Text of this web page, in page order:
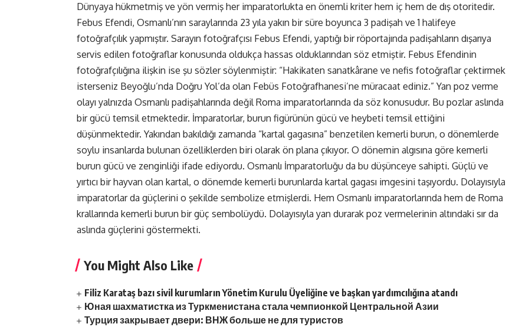
Dünyaya hükmetmiş ve yön vermiş her imparatorlukta en önemli kriter hem iç hem de dış otoritedir.
Febus Efendi, Osmanlı’nın saraylarında 23 yıla yakın bir süre boyunca 3 padişah ve 1 halifeye
fotoğrafçılık yapmıştır. Sarayın fotoğrafçısı Febus Efendi, yaptığı bir röportajında padişahların dışarıya
servis edilen fotoğraflar konusunda oldukça hassas olduklarından söz etmiştir. Febus Efendinin
fotoğrafçılığına ilişkin ise şu sözler söylenmiştir: “Hakikaten sanatkârane ve nefis fotoğraflar çektirmek
isterseniz Beyoğlu’nda Doğru Yol’da olan Febüs Fotoğrafhanesi’ne müracaat ediniz.” Yan poz verme
olayı yalnızda Osmanlı padişahlarında değil Roma imparatorlarında da söz konusudur. Bu pozlar aslında
bir gücü temsil etmektedir. İmparatorlar, burun figürünün gücü ve heybeti temsil ettiğini
düşünmektedir. Yakından bakıldığı zamanda “kartal gagasına” benzetilen kemerli burun, o dönemlerde
soylu insanlarda bulunan özelliklerden biri olarak ön plana çıkıyor. O dönemin algısına göre kemerli
burun gücü ve zenginliği ifade ediyordu. Osmanlı İmparatorluğu da bu düşünceye sahipti. Güçlü ve
yırtıcı bir hayvan olan kartal, o dönemde kemerli burunlarda kartal gagası imgesini taşıyordu. Dolayısıyla
imparatorlar da güçlerini o şekilde sembolize etmişlerdi. Hem Osmanlı imparatorlarında hem de Roma
krallarında kemerli burun bir güç sembolüydü. Dolayısıyla yan durarak poz vermelerinin altındaki sır da
aslında güçlerini göstermekti.
You Might Also Like
Filiz Karataş bazı sivil kurumların Yönetim Kurulu Üyeliğine ve başkan yardımcılığına atandı
Юная шахматистка из Туркменистана стала чемпионкой Центральной Азии
Турция закрывает двери: ВНЖ больше не для туристов